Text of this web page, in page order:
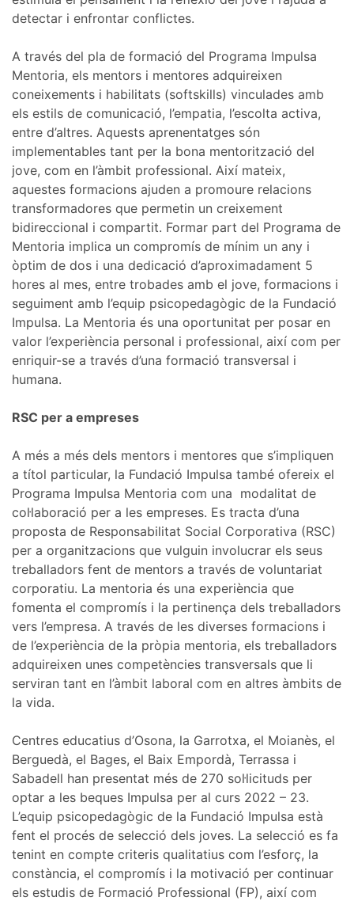
detectar i enfrontar conflictes.
A través del pla de formació del Programa Impulsa
Mentoria, els mentors i mentores adquireixen
coneixements i habilitats (softskills) vinculades amb
els estils de comunicació, l’empatia, l’escolta activa,
entre d’altres. Aquests aprenentatges són
implementables tant per la bona mentorització del
jove, com en l’àmbit professional. Així mateix,
aquestes formacions ajuden a promoure relacions
transformadores que permetin un creixement
bidireccional i compartit. Formar part del Programa de
Mentoria implica un compromís de mínim un any i
òptim de dos i una dedicació d’aproximadament 5
hores al mes, entre trobades amb el jove, formacions i
seguiment amb l’equip psicopedagògic de la Fundació
Impulsa. La Mentoria és una oportunitat per posar en
valor l’experiència personal i professional, així com per
enriquir-se a través d’una formació transversal i
humana.
RSC per a empreses
A més a més dels mentors i mentores que s’impliquen
a títol particular, la Fundació Impulsa també ofereix el
Programa Impulsa Mentoria com una modalitat de
col·laboració per a les empreses. Es tracta d’una
proposta de Responsabilitat Social Corporativa (RSC)
per a organitzacions que vulguin involucrar els seus
treballadors fent de mentors a través de voluntariat
corporatiu. La mentoria és una experiència que
fomenta el compromís i la pertinença dels treballadors
vers l’empresa. A través de les diverses formacions i
de l’experiència de la pròpia mentoria, els treballadors
adquireixen unes competències transversals que li
serviran tant en l’àmbit laboral com en altres àmbits de
la vida.
Centres educatius d’Osona, la Garrotxa, el Moianès, el
Berguedà, el Bages, el Baix Empordà, Terrassa i
Sabadell han presentat més de 270 sol·licituds per
optar a les beques Impulsa per al curs 2022 – 23.
L’equip psicopedagògic de la Fundació Impulsa està
fent el procés de selecció dels joves. La selecció es fa
tenint en compte criteris qualitatius com l’esforç, la
constància, el compromís i la motivació per continuar
els estudis de Formació Professional (FP), així com